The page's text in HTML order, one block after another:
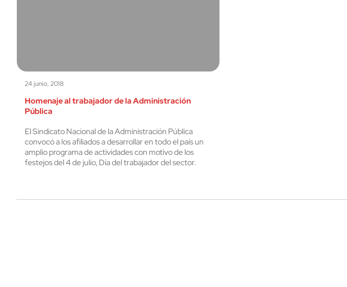
24 junio, 2018
Homenaje al trabajador de la Administración
Pública
El Sindicato Nacional de la Administración Pública
convocó a los afiliados a desarrollar en todo el país un
amplio programa de actividades con motivo de los
festejos del 4 de julio, Día del trabajador del sector.